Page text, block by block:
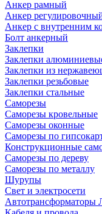
Анкер рамный
Анкер
Анкер с внутренним
Болт анкерный
Заклепки
Заклепки
Заклепки из
Заклепки резьбовые
Заклепки стальные
Саморезы
Саморезы кровельные
Саморезы оконные
Саморезы по
Конструкционные
Саморезы по дереву
Саморезы по металлу
Шурупы
Свет и электросети
Автотрансформаторы